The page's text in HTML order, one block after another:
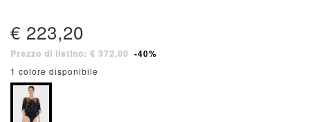
€ 223,20
Prezzo di listino: € 372,00 -40%
1 colore disponibile